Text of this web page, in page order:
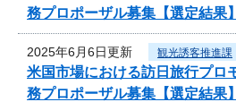
務プロポーザル募集【選定結果】
2025年6月6日更新 観光誘客推進課
米国市場における訪日旅行プロ
務プロポーザル募集【選定結果】